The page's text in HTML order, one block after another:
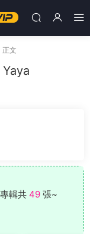
正文
輯共 49 張~